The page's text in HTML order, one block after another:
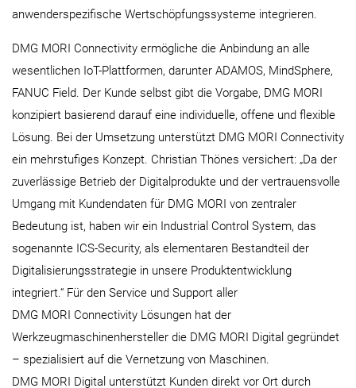
anwenderspezifische Wertschöpfungssysteme integrieren.
DMG MORI Connectivity ermögliche die Anbindung an alle
wesentlichen IoT-Plattformen, darunter ADAMOS, MindSphere,
FANUC Field. Der Kunde selbst gibt die Vorgabe, DMG MORI
konzipiert basierend darauf eine individuelle, offene und flexible
Lösung. Bei der Umsetzung unterstützt DMG MORI Connectivity
ein mehrstufiges Konzept. Christian Thönes versichert: „Da der
zuverlässige Betrieb der Digitalprodukte und der vertrauensvolle
Umgang mit Kundendaten für DMG MORI von zentraler
Bedeutung ist, haben wir ein Industrial Control System, das
sogenannte ICS-Security, als elementaren Bestandteil der
Digitalisierungsstrategie in unsere Produktentwicklung
integriert.“ Für den Service und Support aller
DMG MORI Connectivity Lösungen hat der
Werkzeugmaschinenhersteller die DMG MORI Digital gegründet
– spezialisiert auf die Vernetzung von Maschinen.
DMG MORI Digital unterstützt Kunden direkt vor Ort durch